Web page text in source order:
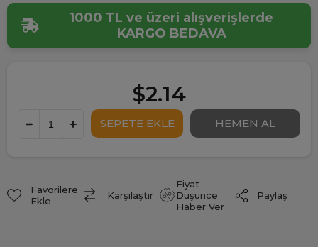
1000 TL ve üzeri alışverişlerde
KARGO BEDAVA
$2.14
Favorilere
Ekle
Karşılaştır
Fiyat
Düşünce
Haber Ver
Paylaş